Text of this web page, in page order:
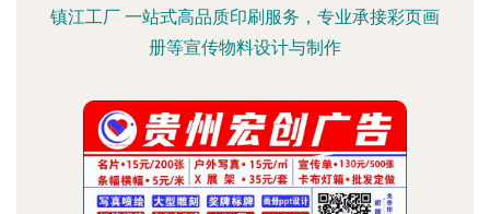
镇江工厂 一站式高品质印刷服务，专业承接彩页画
册等宣传物料设计与制作